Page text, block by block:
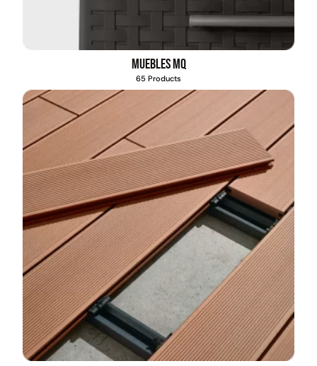
Muebles MQ
65 Products
Juego Modular 03
QplayGround
$5.987.128
$3.790.990
Agregar al carrito
Pasto sintético ornamental
Importado USA: Crown
densidad 35mm Rollo
4,57*30,48mts
$2.892.120
Leer más
30%